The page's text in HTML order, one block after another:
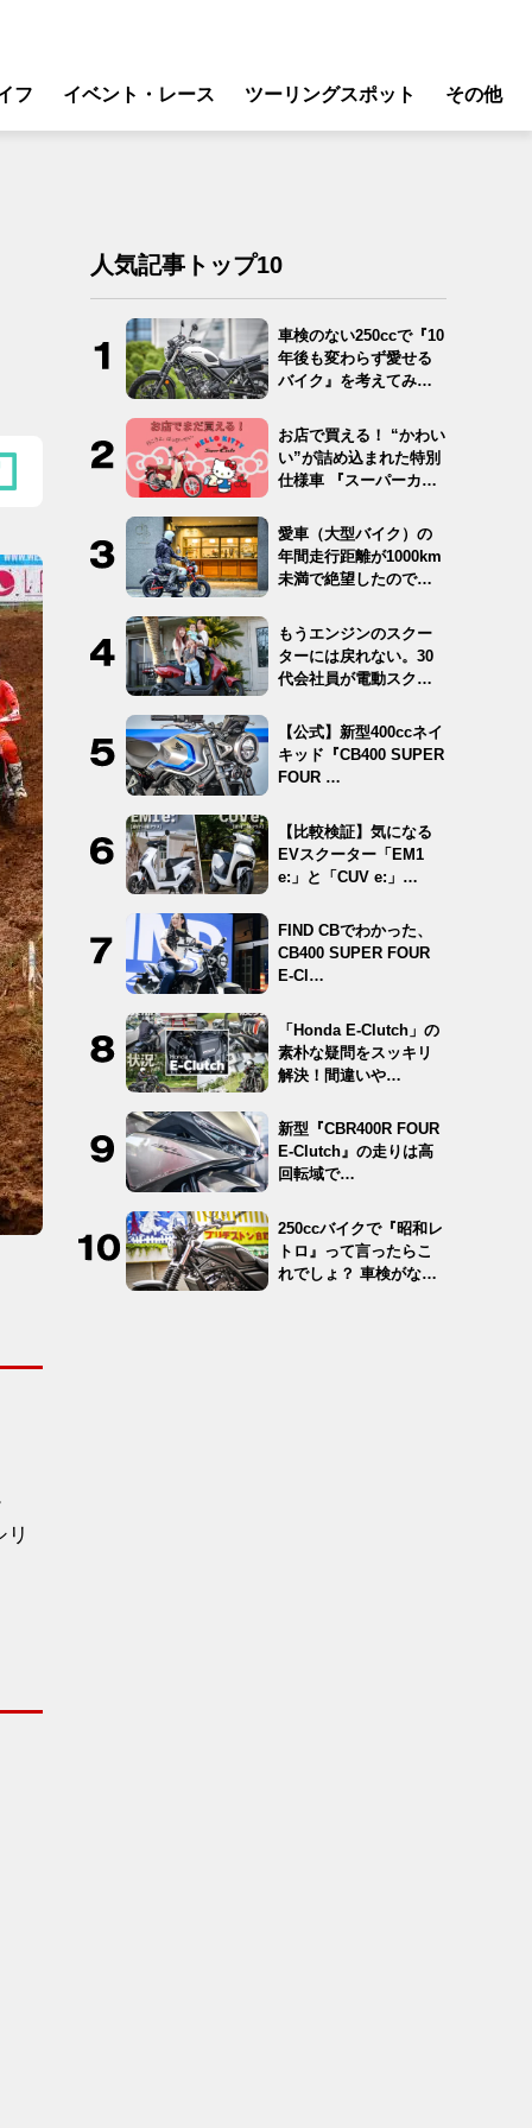
フ イベント・レース ツーリングスポット その他
リ
人気記事トップ10
車検のない250ccで『10
年後も変わらず愛せる
バイク』を考えてみ
お店で買える！ “かわい
い”が詰め込まれた特別
仕様車 『スーパーカ
愛車（大型バイク）の
年間走行距離が1000km
未満で絶望したので
もうエンジンのスクー
ターには戻れない。30
代会社員が電動スクー
【公式】新型400ccネイ
キッド『CB400 SUPER
FOUR …
【比較検証】気になる
EVスクーター「EM1
e:」と「CUV e:」…
FIND CBでわかった、
CB400 SUPER FOUR
E-Cl…
「Honda E-Clutch」の
素朴な疑問をスッキリ
解決！間違いや…
新型『CBR400R FOUR
E-Clutch』の走りは高
回転域で…
250ccバイクで『昭和レ
トロ』って言ったらこ
れでしょ？ 車検がな